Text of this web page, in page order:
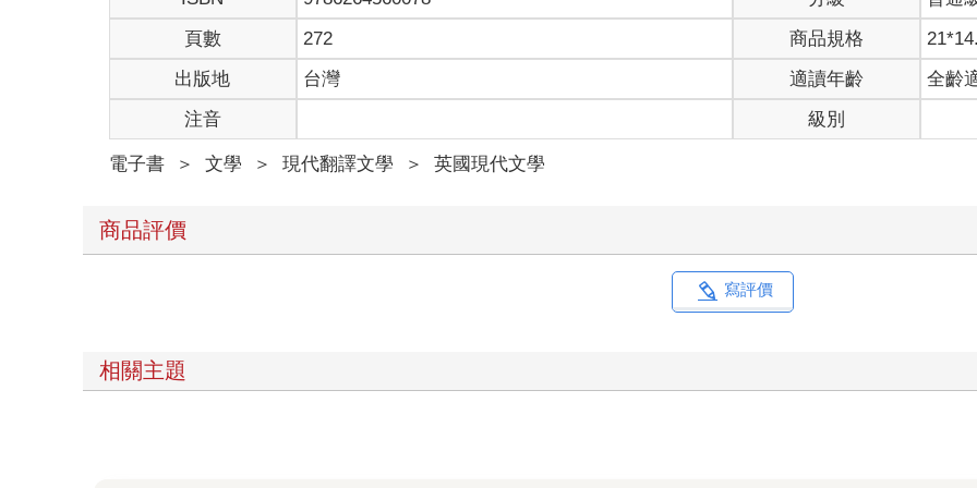
頁數
272 商品規格
出版地
台灣 適讀年齡
全齡
注音
級別
電子書 ＞ 文學 ＞ 現代翻譯文學 ＞ 英國現代文學
商品評價
寫評價
相關主題